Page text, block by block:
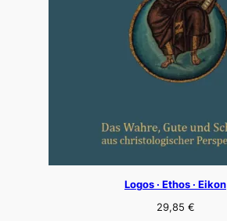
Logos · Ethos · Eikon
29,85 €